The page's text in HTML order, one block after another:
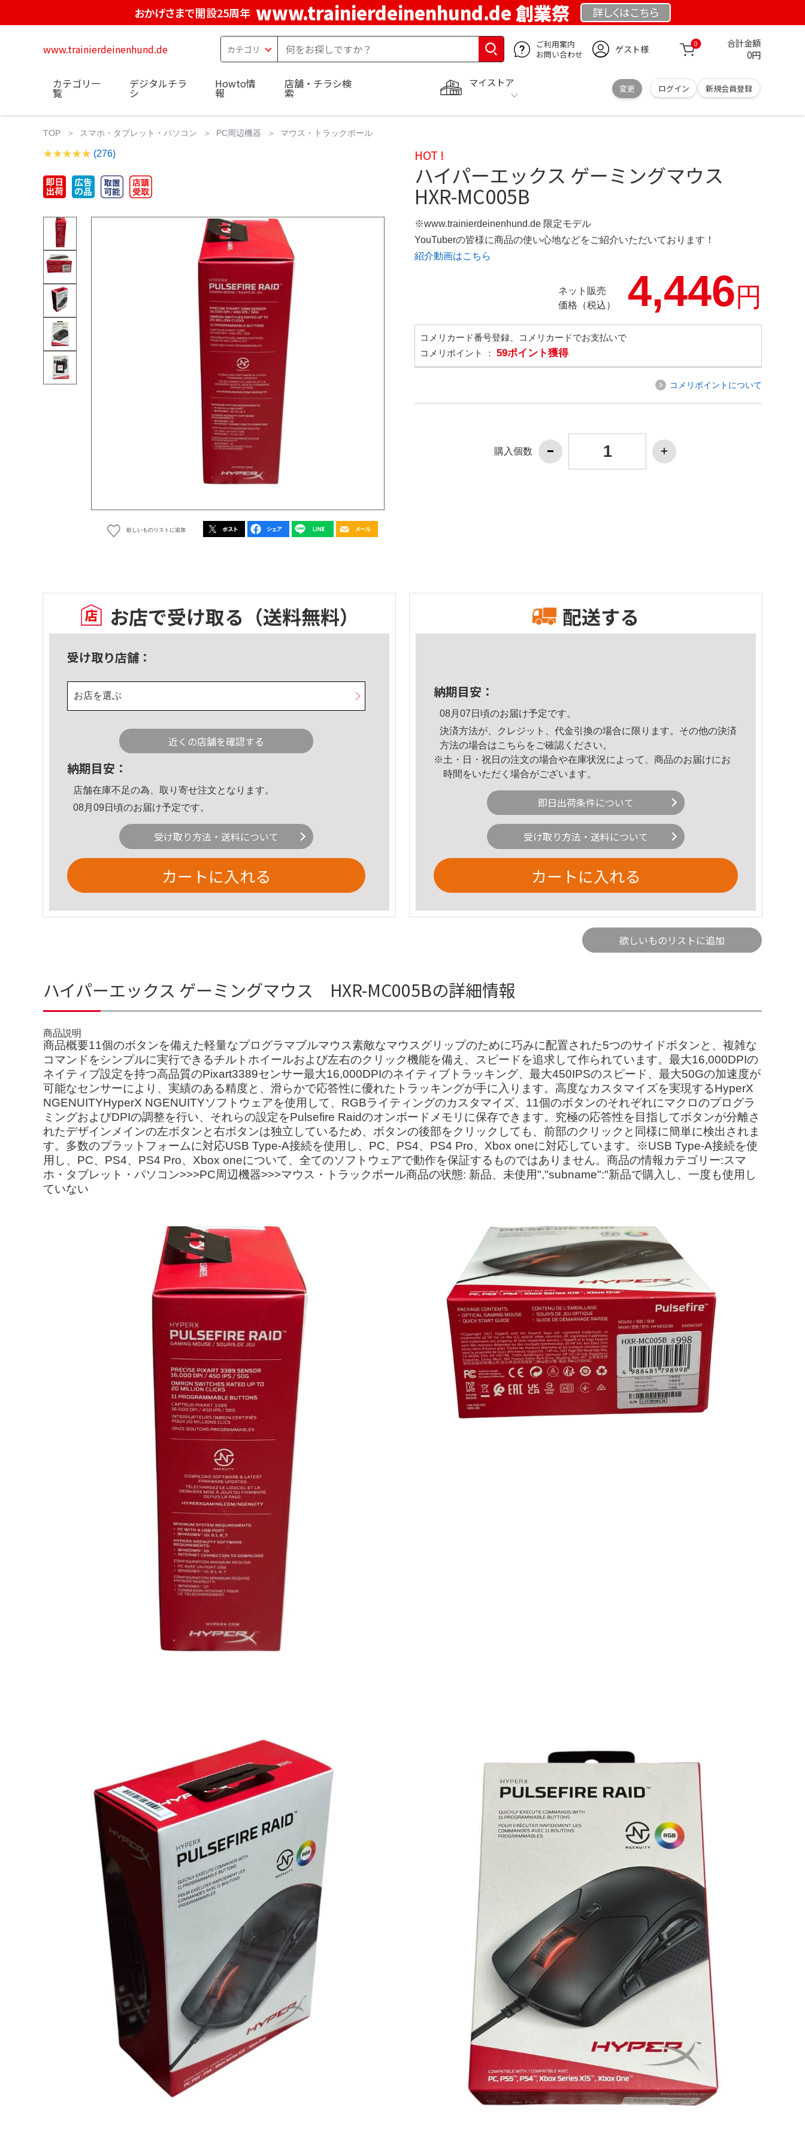
おかげさまで開設25周年 www.trainierdeinenhund.de 創業祭 詳しくはこちら
www.trainierdeinenhund.de
ご利用案内
お問い合わせ
ゲスト様 0 合計金額
0円
マイストア
変更 ログイン 新規会員登録
カテゴリ一
覧
デジタルチラ
シ
Howto情
報
店舗・チラシ検
索
TOP スマホ・タブレット・パソコン PC周辺機器 マウス・トラックボール
(276)
欲しいものリストに追加
HOT !
ハイパーエックス ゲーミングマウス
HXR-MC005B
※www.trainierdeinenhund.de 限定モデル
YouTuberの皆様に商品の使い心地などをご紹介いただいております！
紹介動画はこちら
ネット販売
価格（税込）
4,446円
コメリカード番号登録、コメリカードでお支払いで
コメリポイント ： 59ポイント獲得
コメリポイントについて
購入個数
お店で受け取る （送料無料）
受け取り店舗：
お店を選ぶ
近くの店舗を確認する
納期目安：
店舗在庫不足の為、取り寄せ注文となります。
08月09日頃のお届け予定です。
受け取り方法・送料について
カートに入れる
配送する
納期目安：
08月07日頃のお届け予定です。
決済方法が、クレジット、代金引換の場合に限ります。その他の決済
方法の場合はこちら をご確認ください。
※土・日・祝日の注文の場合や在庫状況によって、商品のお届けにお
時間をいただく場合がございます。
即日出荷条件について
受け取り方法・送料について
カートに入れる
欲しいものリストに追加
ハイパーエックス ゲーミングマウス HXR-MC005Bの詳細情報
商品説明
商品概要11個のボタンを備えた軽量なプログラマブルマウス素敵なマウスグリップのために巧みに配置された5つのサイドボタンと、複雑な
コマンドをシンプルに実行できるチルトホイールおよび左右のクリック機能を備え、スピードを追求して作られています。最大16,000DPIの
ネイティブ設定を持つ高品質のPixart3389センサー最大16,000DPIのネイティブトラッキング、最大450IPSのスピード、最大50Gの加速度が
可能なセンサーにより、実績のある精度と、滑らかで応答性に優れたトラッキングが手に入ります。高度なカスタマイズを実現するHyperX
NGENUITYHyperX NGENUITYソフトウェアを使用して、RGBライティングのカスタマイズ、11個のボタンのそれぞれにマクロのプログラ
ミングおよびDPIの調整を行い、それらの設定をPulsefire Raidのオンボードメモリに保存できます。究極の応答性を目指してボタンが分離さ
れたデザインメインの左ボタンと右ボタンは独立しているため、ボタンの後部をクリックしても、前部のクリックと同様に簡単に検出されま
す。多数のプラットフォームに対応USB Type-A接続を使用し、PC、PS4、PS4 Pro、Xbox oneに対応しています。※USB Type-A接続を使
用し、PC、PS4、PS4 Pro、Xbox oneについて、全てのソフトウェアで動作を保証するものではありません。商品の情報カテゴリー:スマ
ホ・タブレット・パソコン>>>PC周辺機器>>>マウス・トラックボール商品の状態: 新品、未使用","subname":"新品で購入し、一度も使用し
ていない